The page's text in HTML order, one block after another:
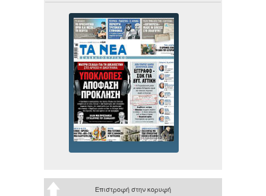
Επιστροφή στην κορυφή